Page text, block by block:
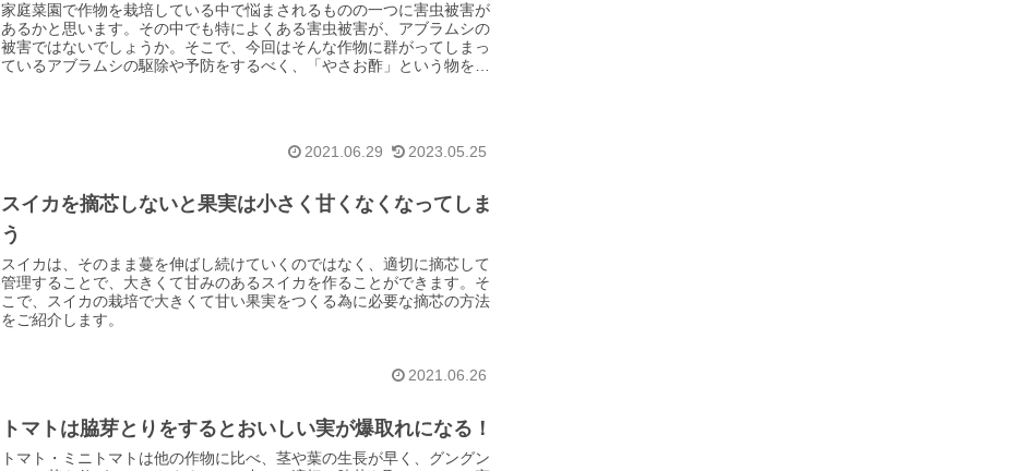
家庭菜園で作物を栽培している中で悩まされるものの一つに害虫被害が
あるかと思います。その中でも特によくある害虫被害が、アブラムシの
被害ではないでしょうか。そこで、今回はそんな作物に群がってしまっ
ているアブラムシの駆除や予防をするべく、「やさお酢」という物を試
2021.06.29 2023.05.25
スイカを摘芯しないと果実は小さく甘くなくなってしま
う
スイカは、そのまま蔓を伸ばし続けていくのではなく、適切に摘芯して
管理することで、大きくて甘みのあるスイカを作ることができます。そ
こで、スイカの栽培で大きくて甘い果実をつくる為に必要な摘芯の方法
をご紹介します。
2021.06.26
トマトは脇芽とりをするとおいしい実が爆取れになる！
トマト・ミニトマトは他の作物に比べ、茎や葉の生長が早く、グングン